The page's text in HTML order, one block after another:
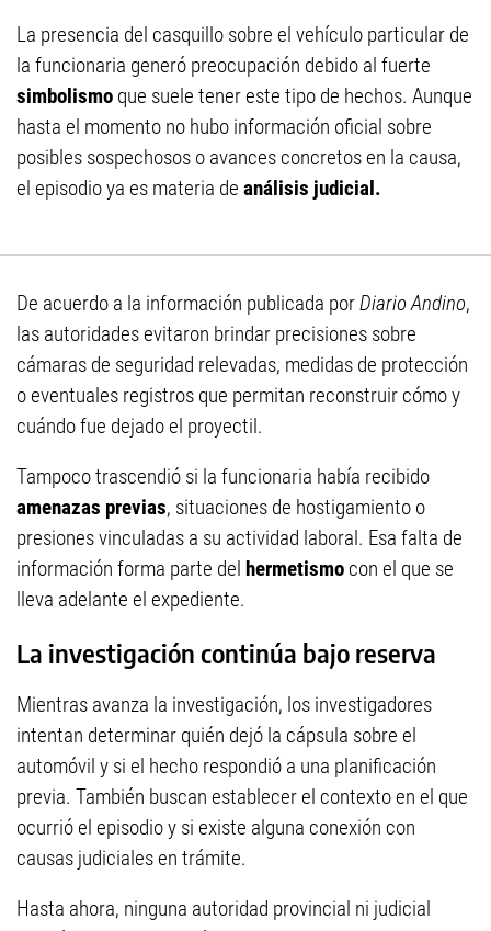
La presencia del casquillo sobre el vehículo particular de
la funcionaria generó preocupación debido al fuerte
simbolismo que suele tener este tipo de hechos. Aunque
hasta el momento no hubo información oficial sobre
posibles sospechosos o avances concretos en la causa,
el episodio ya es materia de análisis judicial.
De acuerdo a la información publicada porDiario Andino,
las autoridades evitaron brindar precisiones sobre
cámaras de seguridad relevadas, medidas de protección
o eventuales registros que permitan reconstruir cómo y
cuándo fue dejado el proyectil.
Tampoco trascendió si la funcionaria había recibido
amenazas previas, situaciones de hostigamiento o
presiones vinculadas a su actividad laboral. Esa falta de
información forma parte del hermetismo con el que se
lleva adelante el expediente.
La investigación continúa bajo reserva
Mientras avanza la investigación, los investigadores
intentan determinar quién dejó la cápsula sobre el
automóvil y si el hecho respondió a una planificación
previa. También buscan establecer el contexto en el que
ocurrió el episodio y si existe alguna conexión con
causas judiciales en trámite.
Hasta ahora, ninguna autoridad provincial ni judicial